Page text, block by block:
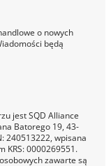
o nowych
będą
jest SQD Alliance
Batorego 19, 43-
240513222, wpisana
KRS: 0000269551.
zawarte są